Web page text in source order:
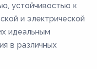
устойчивостью к
и электрической
идеальным
в различных